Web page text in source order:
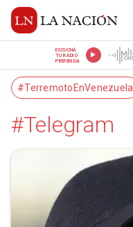
ESCUCHÁ
TU RADIO
PREFERIDA
#TerremotoEnVenezuela
#Telegram